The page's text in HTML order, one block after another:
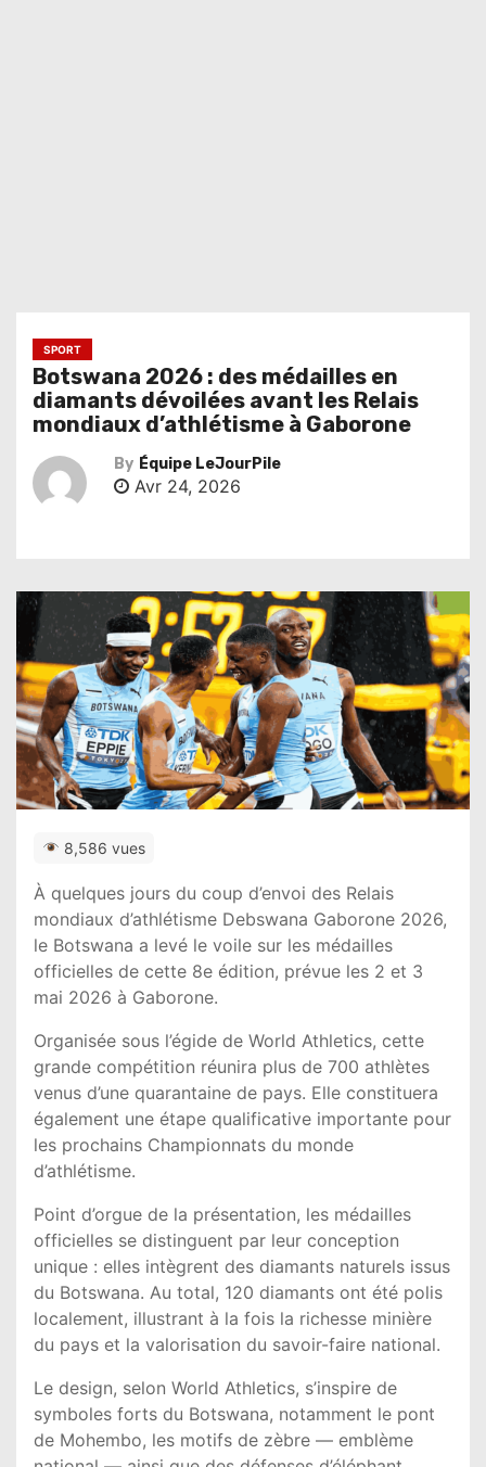
SPORT
Botswana 2026 : des médailles en
diamants dévoilées avant les Relais
mondiaux d’athlétisme à Gaborone
By Équipe LeJourPile
Avr 24, 2026
8,586 vues
À quelques jours du coup d’envoi des Relais
mondiaux d’athlétisme Debswana Gaborone 2026,
le Botswana a levé le voile sur les médailles
officielles de cette 8e édition, prévue les 2 et 3
mai 2026 à Gaborone.
Organisée sous l’égide de World Athletics, cette
grande compétition réunira plus de 700 athlètes
venus d’une quarantaine de pays. Elle constituera
également une étape qualificative importante pour
les prochains Championnats du monde
d’athlétisme.
Point d’orgue de la présentation, les médailles
officielles se distinguent par leur conception
unique : elles intègrent des diamants naturels issus
du Botswana. Au total, 120 diamants ont été polis
localement, illustrant à la fois la richesse minière
du pays et la valorisation du savoir-faire national.
Le design, selon World Athletics, s’inspire de
symboles forts du Botswana, notamment le pont
de Mohembo, les motifs de zèbre — emblème